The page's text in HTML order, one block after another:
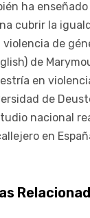
ha
cubrir la
de
de
en
de
nacional
en